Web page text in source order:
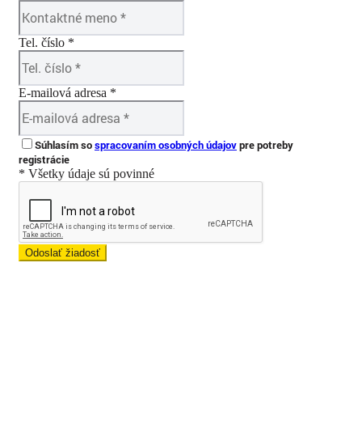
Tel. číslo *
E-mailová adresa *
Súhlasím sospracovaním osobných údajovpre potreby
registrácie
* Všetky údaje sú povinné
Odoslať žiadosť